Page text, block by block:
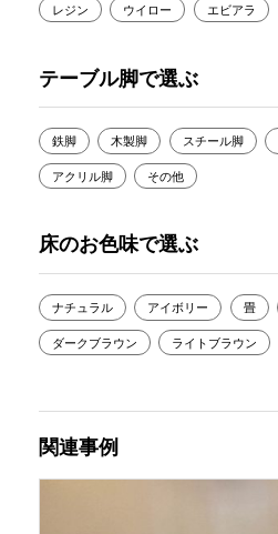
レジン ウイロー エビアラ
テーブル脚で選ぶ
鉄脚 木製脚 スチール脚
アクリル脚 その他
床のお色味で選ぶ
ナチュラル アイボリー 畳
ダークブラウン ライトブラウン
関連事例